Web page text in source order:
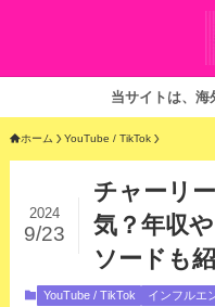
当サイトは、海外在住
ホーム YouTube / TikTok
チャーリ
気？年収
ソードも
2024
9/23
YouTube / TikTok インフルエ